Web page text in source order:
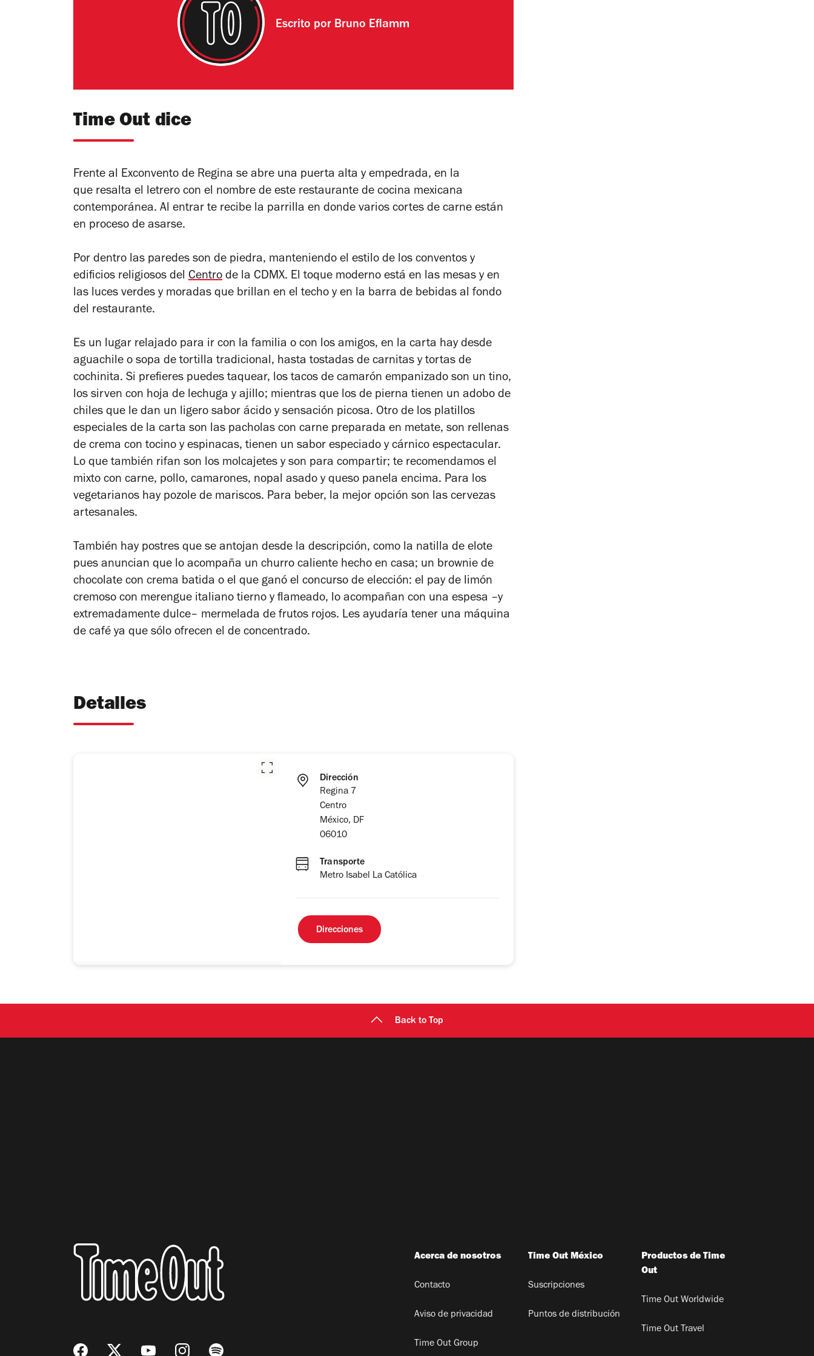
Escrito por Bruno Eflamm
Time Out dice
Frente al Exconvento de Regina se abre una puerta alta y empedrada, en la
que resalta el letrero con el nombre de este restaurante de cocina mexicana
contemporánea. Al entrar te recibe la parrilla en donde varios cortes de carne están
en proceso de asarse.
Por dentro las paredes son de piedra, manteniendo el estilo de los conventos y
edificios religiosos del Centro de la CDMX. El toque moderno está en las mesas y en
las luces verdes y moradas que brillan en el techo y en la barra de bebidas al fondo
del restaurante.
Es un lugar relajado para ir con la familia o con los amigos, en la carta hay desde
aguachile o sopa de tortilla tradicional, hasta tostadas de carnitas y tortas de
cochinita. Si prefieres puedes taquear, los tacos de camarón empanizado son un tino,
los sirven con hoja de lechuga y ajillo; mientras que los de pierna tienen un adobo de
chiles que le dan un ligero sabor ácido y sensación picosa. Otro de los platillos
especiales de la carta son las pacholas con carne preparada en metate, son rellenas
de crema con tocino y espinacas, tienen un sabor especiado y cárnico espectacular.
Lo que también rifan son los molcajetes y son para compartir; te recomendamos el
mixto con carne, pollo, camarones, nopal asado y queso panela encima. Para los
vegetarianos hay pozole de mariscos. Para beber, la mejor opción son las cervezas
artesanales.
También hay postres que se antojan desde la descripción, como la natilla de elote
pues anuncian que lo acompaña un churro caliente hecho en casa; un brownie de
chocolate con crema batida o el que ganó el concurso de elección: el pay de limón
cremoso con merengue italiano tierno y flameado, lo acompañan con una espesa –y
extremadamente dulce– mermelada de frutos rojos. Les ayudaría tener una máquina
de café ya que sólo ofrecen el de concentrado.
Detalles
Dirección
Regina 7
Centro
México, DF
06010
Transporte
Metro Isabel La Católica
Direcciones
Back to Top
Acerca de nosotros
Contacto
Aviso de privacidad
Time Out Group
Time Out México
Suscripciones
Puntos de distribución
Productos de Time
Out
Time Out Worldwide
Time Out Travel